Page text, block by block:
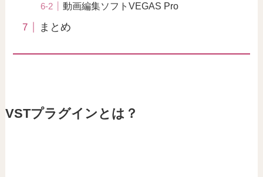
動画編集ソフトVEGAS Pro
まとめ
VSTプラグインとは？